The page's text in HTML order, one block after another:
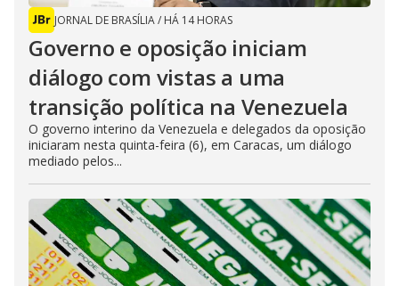
JORNAL DE BRASÍLIA/ HÁ 14 HORAS
Governo e oposição iniciam
diálogo com vistas a uma
transição política na Venezuela
O governo interino da Venezuela e delegados da oposição
iniciaram nesta quinta-feira (6), em Caracas, um diálogo
mediado pelos...